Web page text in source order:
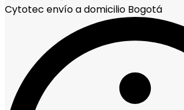
Cytotec envío a domicilio Bogotá